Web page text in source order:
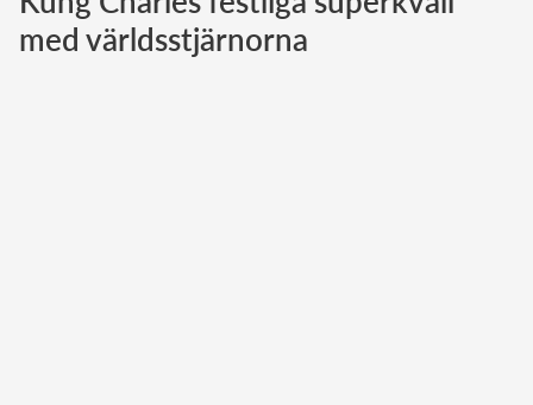
Norska kungahuset
med världsstjärnorna